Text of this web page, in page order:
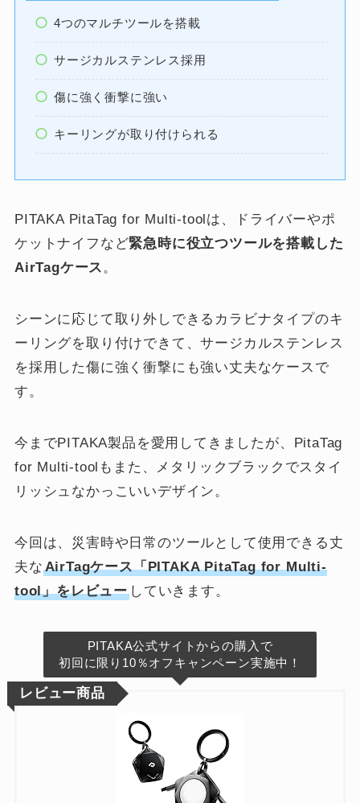
4つのマルチツールを搭載
サージカルステンレス採用
傷に強く衝撃に強い
キーリングが取り付けられる
PITAKA PitaTag for Multi-toolは、ドライバーやポ
ケットナイフなど緊急時に役立つツールを搭載した
AirTagケース。
シーンに応じて取り外しできるカラビナタイプのキ
ーリングを取り付けできて、サージカルステンレス
を採用した傷に強く衝撃にも強い丈夫なケースで
す。
今までPITAKA製品を愛用してきましたが、PitaTag
for Multi-toolもまた、メタリックブラックでスタイ
リッシュなかっこいいデザイン。
今回は、災害時や日常のツールとして使用できる丈
夫なAirTagケース「PITAKA PitaTag for Multi-
tool」をレビューしていきます。
PITAKA公式サイトからの購入で
初回に限り10％オフキャンペーン実施中！
レビュー商品